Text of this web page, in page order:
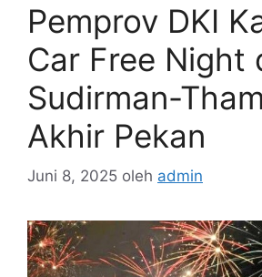
Pemprov DKI
Car Free Night
Sudirman-
Akhir Pekan
Juni 8, 2025 oleh admin